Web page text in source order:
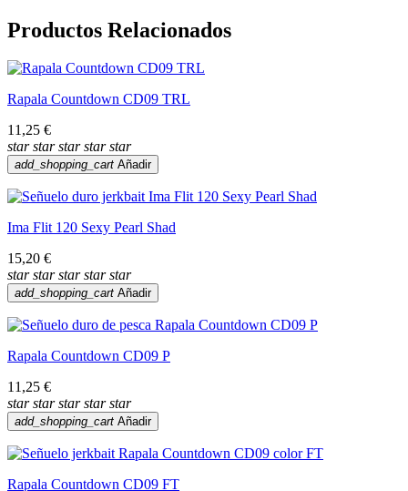
Productos Relacionados
Rapala Countdown CD09 TRL
11,25 €
star star star star star
add_shopping_cart Añadir
Ima Flit 120 Sexy Pearl Shad
15,20 €
star star star star star
add_shopping_cart Añadir
Rapala Countdown CD09 P
11,25 €
star star star star star
add_shopping_cart Añadir
Rapala Countdown CD09 FT